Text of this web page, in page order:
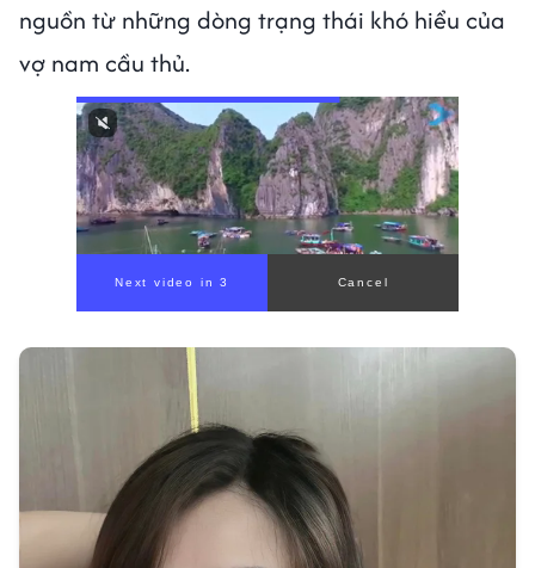
nguồn từ những dòng trạng thái khó hiểu của
vợ nam cầu thủ.